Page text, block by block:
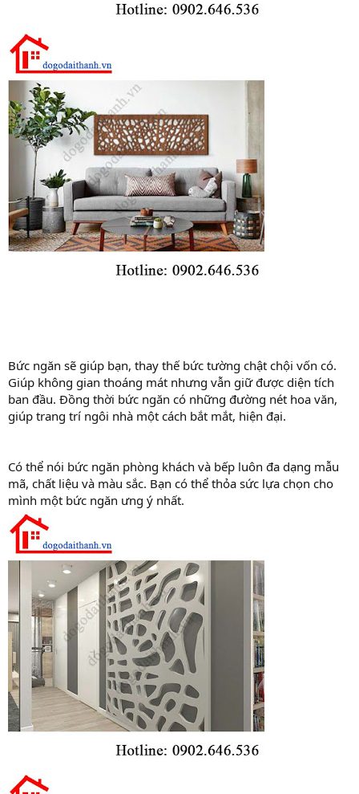
Bức ngăn sẽ giúp bạn, thay thế bức tường chật chội vốn có.
Giúp không gian thoáng mát nhưng vẫn giữ được diện tích
ban đầu. Đồng thời bức ngăn có những đường nét hoa văn,
giúp trang trí ngôi nhà một cách bắt mắt, hiện đại.
Có thể nói bức ngăn phòng khách và bếp luôn đa dạng mẫu
mã, chất liệu và màu sắc. Bạn có thể thỏa sức lựa chọn cho
mình một bức ngăn ưng ý nhất.